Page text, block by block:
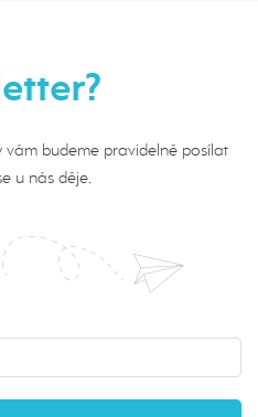
vám budeme pravidelně posílat
u nás děje.